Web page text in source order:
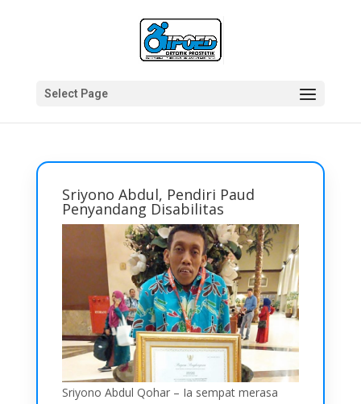
Select Page
Sriyono Abdul, Pendiri Paud
Penyandang Disabilitas
Sriyono Abdul Qohar – Ia sempat merasa